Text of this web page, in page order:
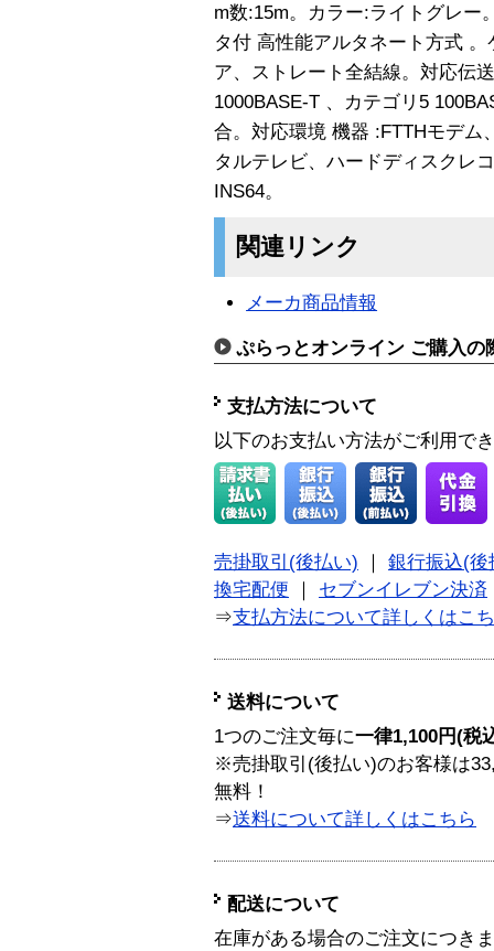
m数:15m。カラー:ライトグレー
タ付 高性能アルタネート方式
ア、ストレート全結線。対応伝
1000BASE-T 、カテゴリ5
合。対応環境 機器 :FTTHモデム
タルテレビ、ハードディスクレ
INS64。
関連リンク
メーカ商品情報
ぷらっとオンライン ご購入の
支払方法について
以下のお支払い方法がご利用で
売掛取引(後払い)
銀行振込(後
換宅配便
セブンイレブン決済
⇒支払方法について詳しくはこ
送料について
1つのご注文毎に一律1,100円(税
※売掛取引(後払い)のお客様は
無料！
⇒送料について詳しくはこちら
配送について
在庫がある場合のご注文につき